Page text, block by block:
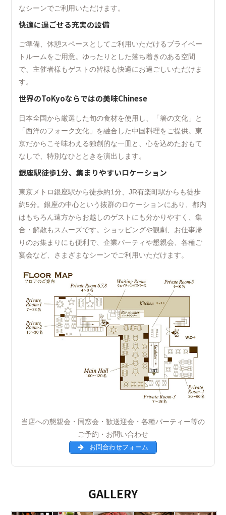
なシーンでご利用いただけます。
快適に過ごせる充実の設備
ご準備、休憩スペースとしてご利用いただけるプライベー
トルームをご用意。ゆったりとした落ち着きのある空間
で、主催者様もゲストの皆様も快適にお過ごしいただけま
す。
世界のToKyoならではの美味Chinese
日本全国から厳選した旬の食材を使用し、「箸の文化」と
「西洋のフォーク文化」を融合した中国料理をご提供。東
京だからこそ味わえる独創的な一皿と、心を込めたおもて
なしで、特別なひとときを演出します。
銀座駅徒歩1分、集まりやすいロケーション
東京メトロ銀座駅から徒歩約1分、JR有楽町駅からも徒歩
約5分。銀座の中心という抜群のロケーションにあり、都内
はもちろん遠方からお越しのゲストにも分かりやすく、集
合・解散もスムーズです。ショッピングや観劇、お仕事帰
りのお集まりにも便利で、企業パーティや懇親会、各種ご
宴会など、さまざまなシーンでご利用いただけます。
当店への懇親会・同窓会・歓送迎会・各種パーティー等の
ご予約・お問い合わせ
お問合わせフォーム
GALLERY